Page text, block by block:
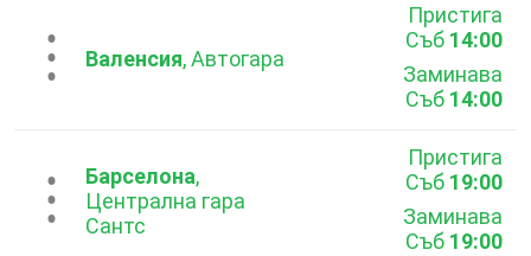
...Валенсия, Автогара
Пристига
Съб 14:00
Заминава
Съб 14:00
...Барселона,
Централна гара
Сантс
Пристига
Съб 19:00
Заминава
Съб 19:00